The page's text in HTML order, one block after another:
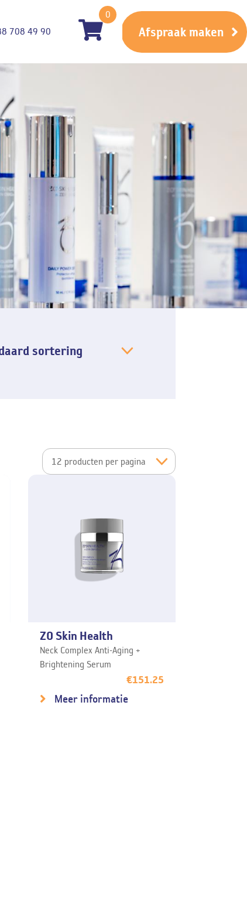
708 49 90
0
Afspraak maken
ZO Skin Health
Neck Complex Anti-Aging +
Brightening Serum
€151.25
Meer informatie